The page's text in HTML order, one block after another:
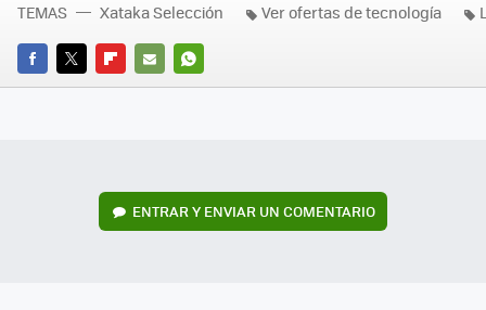
FACEBOOK
TWITTERFLIPBOARD
E-
WHATSAPP
TEMAS Xataka Selección Ver ofertas de tecnología
ENTRAR Y ENVIAR UN COMENTARIO